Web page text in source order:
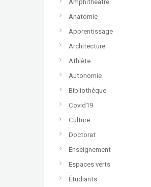
Amphithéâtre
Anatomie
Apprentissage
Architecture
Athlète
Autonomie
Bibliothèque
Covid19
Culture
Doctorat
Enseignement
Espaces verts
Étudiants